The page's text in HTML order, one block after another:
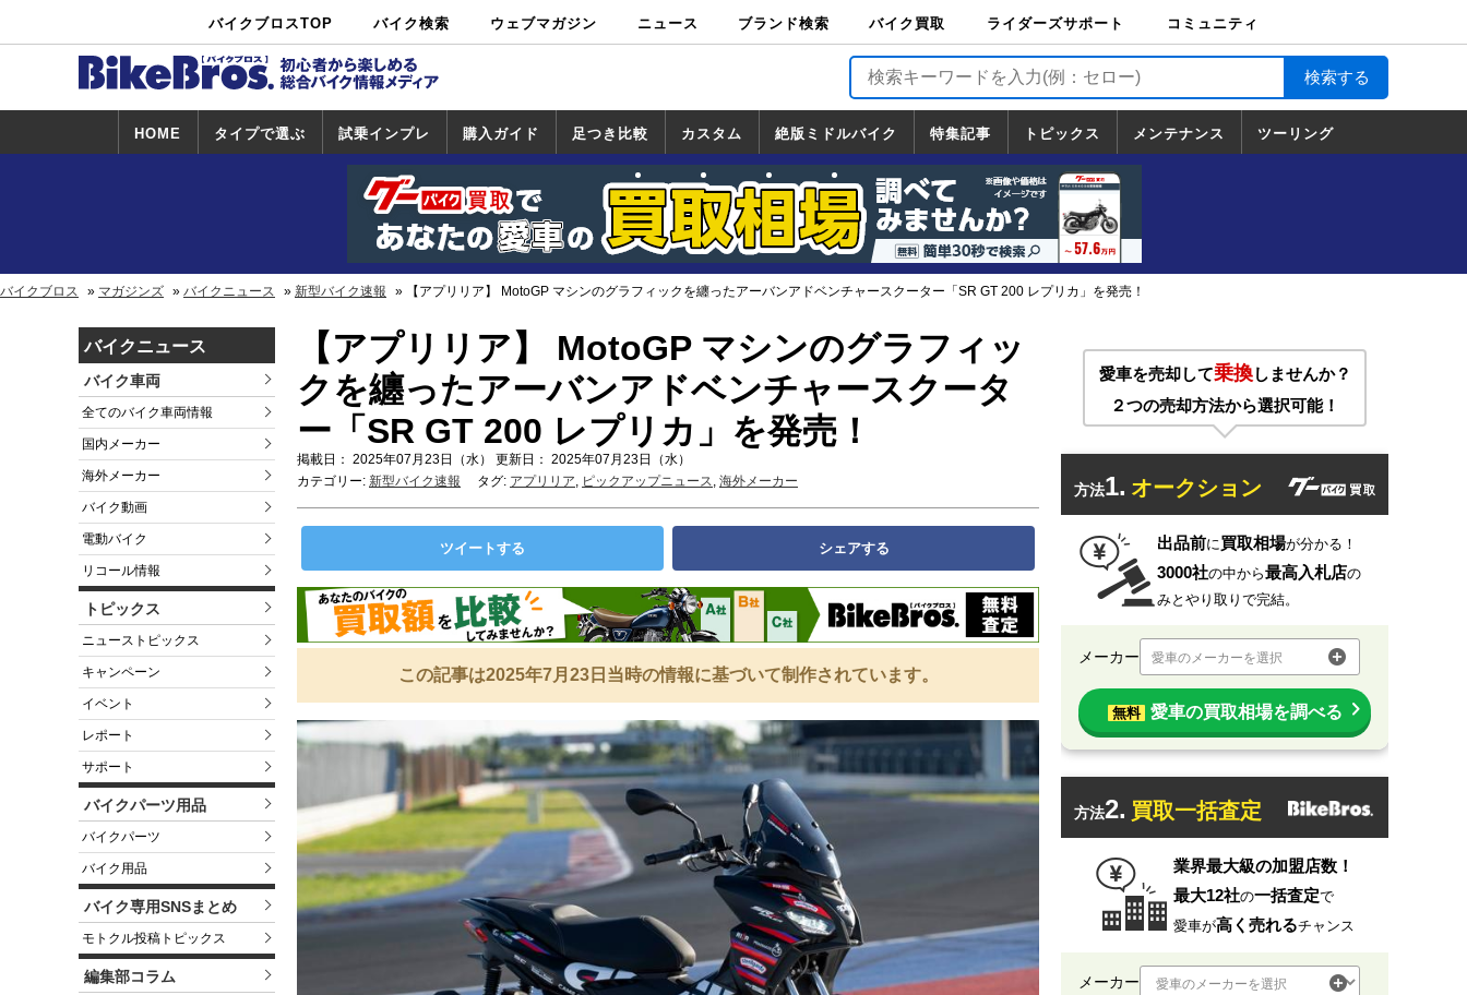
バイクブロスTOP バイク検索
中古バイ
ク・新車検
カタログ検
索
ショップ検
索
ウェブマガジン ニュース ブランド検索 バイク買取
バイク買取
ライダーズサポート
ライダーズサポート
TOP
バイク輸送
バイクガレージライ
フ
バイク車両保険
ロードサービス
バイク試乗
コミュニティ
HOME タイプで選ぶ 試乗インプレ
試乗インプレ
一覧
ホンダ
ヤマハ
スズキ
カワサキ
ハーレー
BMW
トライアンフ
ドゥカティ
購入ガイド
一覧
足つき比較 カスタム
カスタム
一覧
ホンダ
ヤマハ
スズキ
カワサキ
絶版ミドルバイク
絶版ミドルバイク
一覧
ホンダ
ヤマハ
スズキ
カワサキ
特集記事 トピックス
トピックス
一覧
ホンダ
ヤマハ
スズキ
カワサキ
ハーレーダ
ビッドソン
BMW
ドゥカティ
トライアン
フ
メンテナンス ツーリング
道の駅調査隊
ツーリング情報局
日本の道50選
国道めぐり
林道ツーリング
バイクブロス マガジンズ バイクニュース 新型バイク速報 【アプリリア】 MotoGP マシンのグラフィックを纏ったアーバンアドベンチャースクーター「SR GT 200 レプリカ」を発売！
バイクニュース
バイク車両
全てのバイク車両情報
国内メーカー
海外メーカー
バイク動画
電動バイク
リコール情報
トピックス
ニューストピックス
キャンペーン
イベント
レポート
サポート
バイクパーツ用品
バイクパーツ
バイク用品
バイク専用SNSまとめ
モトクル投稿トピックス
編集部コラム
【アプリリア】 MotoGP マシンのグラフィッ
クを纏ったアーバンアドベンチャースクータ
ー「SR GT 200 レプリカ」を発売！
掲載日： 2025年07月23日（水） 更新日： 2025年07月23日（水）
カテゴリー: 新型バイク速報 タグ: アプリリア, ピックアップニュース, 海外メーカー
ツイートする シェアする
この記事は2025年7月23日当時の情報に基づいて制作されています。
愛車を売却して乗換しませんか？
２つの売却方法から選択可能！
方法1. オークション
出品前に買取相場が分かる！
3000社の中から最高入札店の
みとやり取りで完結。
メーカー 愛車のメーカーを選択
無料 愛車の買取相場を調べる
方法2. 買取一括査定
業界最大級の加盟店数！
最大12社の一括査定で
愛車が高く売れるチャンス
メーカー